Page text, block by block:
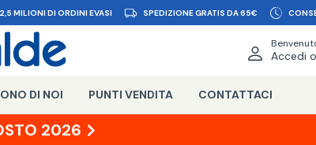
MILIONI DI ORDINI EVASI SPEDIZIONE GRATIS DA 65€
Accedi
DI NOI PUNTI VENDITA CONTATTACI
2026